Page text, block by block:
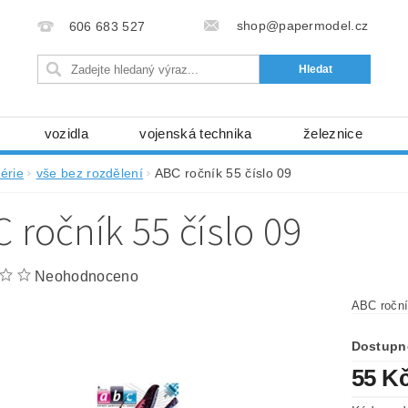
606 683 527 shop@papermodel.cz
vozidla vojenská technika železnice
stavební stroje kosmická technika
modelářské potřeby kartony, fólie
Ochrana osobních údajů (GDPR)
vše bez rozdělení ABC ročník 55 číslo 09
ročník 55 číslo 09
Neohodnoceno
ABC
55